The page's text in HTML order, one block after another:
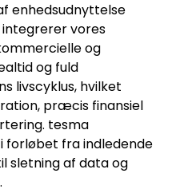
enhedsudnyttelse
vores
og
og fuld
livscyklus, hvilket
præcis finansiel
tesma
forløbet fra indledende
sletning af data og